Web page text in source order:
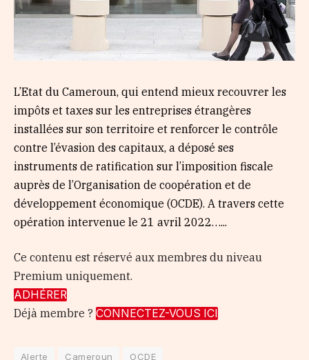
L’Etat du Cameroun, qui entend mieux recouvrer les
impôts et taxes sur les entreprises étrangères
installées sur son territoire et renforcer le contrôle
contre l’évasion des capitaux, a déposé ses
instruments de ratification sur l’imposition fiscale
auprès de l’Organisation de coopération et de
développement économique (OCDE). A travers cette
opération intervenue le 21 avril 2022…...
Ce contenu est réservé aux membres du niveau
Premium uniquement.
ADHÉRER
Déjà membre ? CONNECTEZ-VOUS ICI
Alerte Cameroun OCDE